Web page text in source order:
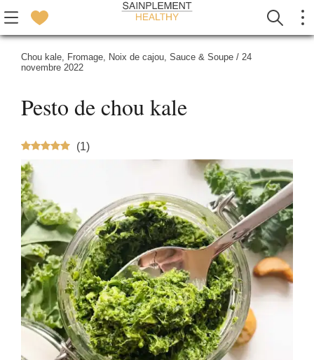
Chou kale, Fromage, Noix de cajou, Sauce & Soupe / 24
novembre 2022
Pesto de chou kale
(1)